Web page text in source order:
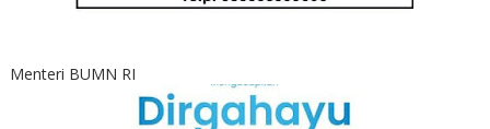
Menteri BUMN RI